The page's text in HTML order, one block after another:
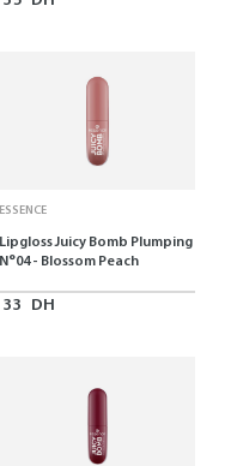
ESSENCE
Lipgloss Juicy Bomb Plumping
N°04 - Blossom Peach
33 DH